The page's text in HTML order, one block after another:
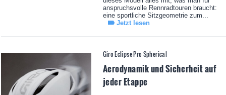
anspruchsvolle Rennradtouren braucht:
eine sportliche Sitzgeometrie zum...
Jetzt lesen
Giro Eclipse Pro Spherical
Aerodynamik und Sicherheit auf
jeder Etappe